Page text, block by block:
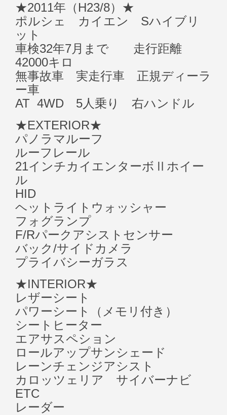
★2011年（H23/8）★
ポルシェ カイエン Sハイブリ
ット
車検32年7月まで 走行距離
42000キロ
無事故車 実走行車 正規ディーラ
ー車
AT 4WD 5人乗り 右ハンドル
★EXTERIOR★
パノラマルーフ
ルーフレール
21インチカイエンターボⅡホイー
ル
HID
ヘットライトウォッシャー
フォグランプ
F/Rパークアシストセンサー
バック/サイドカメラ
プライバシーガラス
★INTERIOR★
レザーシート
パワーシート（メモリ付き）
シートヒーター
エアサスペション
ロールアップサンシェード
レーンチェンジアシスト
カロッツェリア サイバーナビ
ETC
レーダー